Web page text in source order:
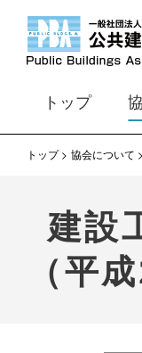
トップ
トップ 協会について
建設
（平